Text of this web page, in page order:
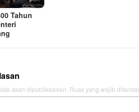
Tahun
akan dipublikasikan. Ruas yang wajib ditandai